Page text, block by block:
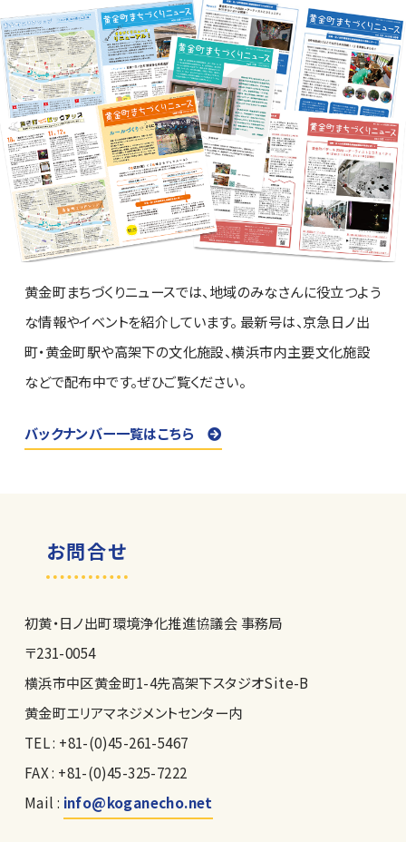
黄金町まちづくりニュースでは、地域のみなさんに役立つよう
な情報やイベントを紹介しています。 最新号は、京急日ノ出
町・黄金町駅や高架下の文化施設、横浜市内主要文化施設
などで配布中です。ぜひご覧ください。
バックナンバー一覧はこちら
お問合せ
初黄・日ノ出町環境浄化推進協議会 事務局
〒231-0054
横浜市中区黄金町1-4先高架下スタジオSite-B
黄金町エリアマネジメントセンター内
TEL : +81-(0)45-261-5467
FAX : +81-(0)45-325-7222
Mail : info@koganecho.net